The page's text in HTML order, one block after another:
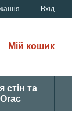
Вхід
Мій кошик
стін та